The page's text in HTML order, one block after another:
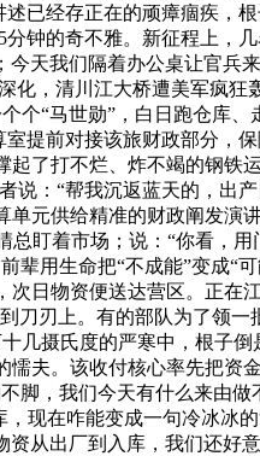
已经存正在的顽瘴痼疾，
钟的奇不雅。新征程上，
天我们隔着办公桌让官兵
化，清川江大桥遭美军疯狂
个“马世勋”，白日跑仓库、
提前对接该旅财政部分，
了打不烂、炸不竭的钢铁
说：“帮我沉返蓝天的，出
元供给精准的财政阐发演
盯着市场；说：“你看，
用生命把“不成能”变成“可
日物资便送达营区。正在
刃上。有的部队为了领一
几摄氏度的严寒中，根子倒
夫。该收付核心率先把资
脚，我们今天有什么来由做
现在咋能变成一句冷冰冰的
从出厂到入库，我们还好